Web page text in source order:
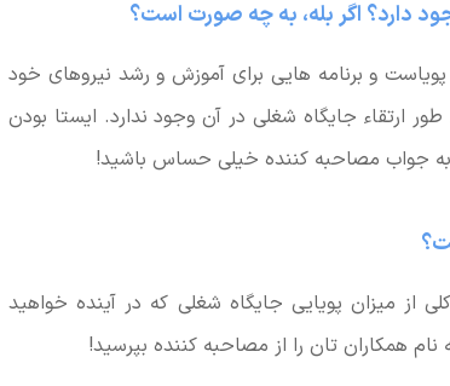
و برنامه هایی برای آموزش و رشد نیروهای خود
ارتقاء جایگاه شغلی در آن وجود ندارد. ایستا بودن
جواب مصاحبه کننده خیلی حساس باشید!
میزان پویایی جایگاه شغلی که در آینده خواهید
همکاران تان را از مصاحبه کننده بپرسید!